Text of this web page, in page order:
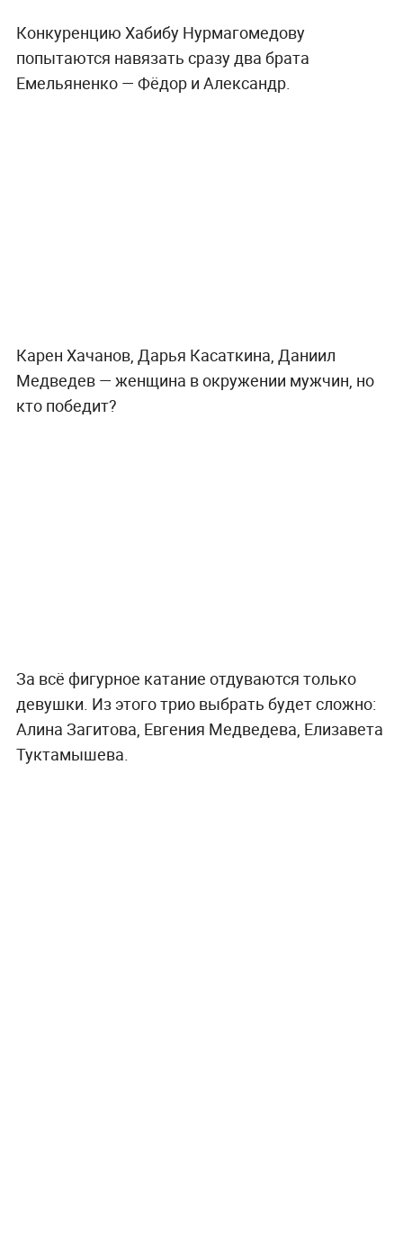
Конкуренцию Хабибу Нурмагомедову
попытаются навязать сразу два брата
Емельяненко — Фёдор и Александр.
Карен Хачанов, Дарья Касаткина, Даниил
Медведев — женщина в окружении мужчин, но
кто победит?
За всё фигурное катание отдуваются только
девушки. Из этого трио выбрать будет сложно:
Алина Загитова, Евгения Медведева, Елизавета
Туктамышева.